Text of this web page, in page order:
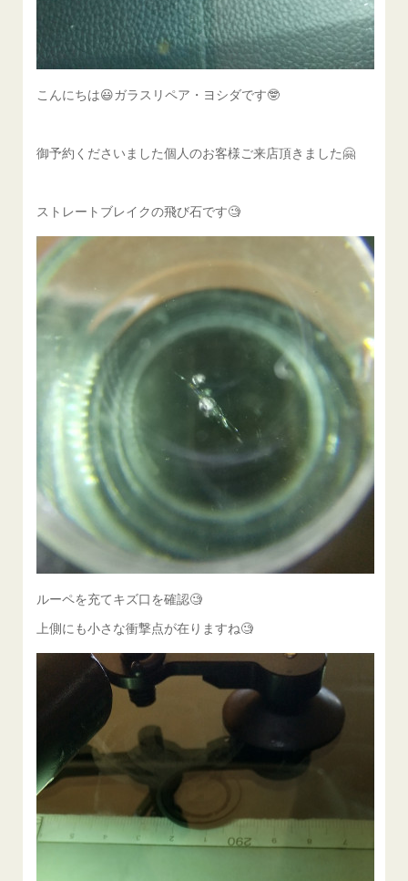
こんにちは😃ガラスリペア・ヨシダです🤓
御予約くださいました個人のお客様ご来店頂きました🤗
ストレートブレイクの飛び石です🧐
ルーペを充てキズ口を確認🧐
上側にも小さな衝撃点が在りますね🧐